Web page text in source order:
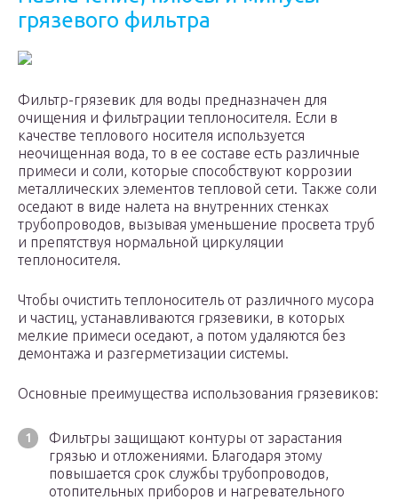
грязевого фильтра
Фильтр-грязевик для воды предназначен для
очищения и фильтрации теплоносителя. Если в
качестве теплового носителя используется
неочищенная вода, то в ее составе есть различные
примеси и соли, которые способствуют коррозии
металлических элементов тепловой сети. Также соли
оседают в виде налета на внутренних стенках
трубопроводов, вызывая уменьшение просвета труб
и препятствуя нормальной циркуляции
теплоносителя.
Чтобы очистить теплоноситель от различного мусора
и частиц, устанавливаются грязевики, в которых
мелкие примеси оседают, а потом удаляются без
демонтажа и разгерметизации системы.
Основные преимущества использования грязевиков:
Фильтры защищают контуры от зарастания
грязью и отложениями. Благодаря этому
повышается срок службы трубопроводов,
отопительных приборов и нагревательного